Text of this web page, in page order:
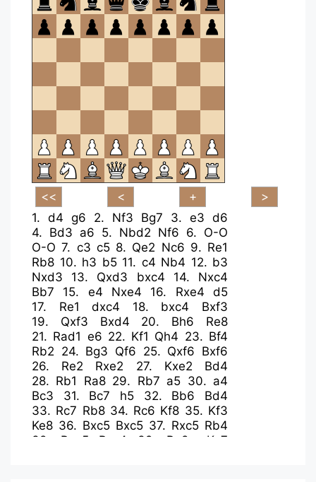
te
openen.
1. d4 g6 2. Nf3 Bg7 3. e3 d6
4. Bd3 a6 5. Nbd2 Nf6 6. O-O
O-O 7. c3 c5 8. Qe2 Nc6 9. Re1
Rb8 10. h3 b5 11. c4 Nb4 12. b3
Nxd3
13. Qxd3 bxc4 14. Nxc4
Bb7
15. e4 Nxe4 16. Rxe4
d5
17. Re1 dxc4 18. bxc4
Bxf3
19. Qxf3 Bxd4 20. Bh6
Re8
21. Rad1 e6 22. Kf1 Qh4 23. Bf4
Rb2 24. Bg3 Qf6 25. Qxf6 Bxf6
26. Re2 Rxe2 27. Kxe2
Bd4
28. Rb1 Ra8 29. Rb7 a5 30. a4
Bc3
31. Bc7 h5 32. Bb6
Bd4
33. Rc7 Rb8 34. Rc6 Kf8 35. Kf3
Ke8 36. Bxc5 Bxc5 37. Rxc5 Rb4
38. Rxa5 Rxc4 39. Ra8+
Ke7